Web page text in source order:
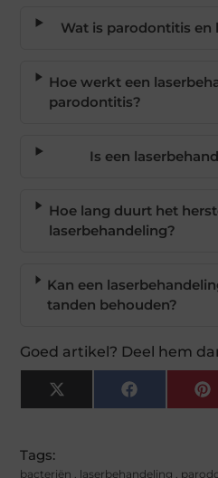
Wat is parodontitis en
Hoe werkt een
parodontitis?
Is een
Hoe lang duurt het
laserbehandeling?
Kan een
tanden behouden?
Goed artikel? Deel hem
X
(Twitter)
Facebook
Tags:
bacteriën , laserbehandeling ,